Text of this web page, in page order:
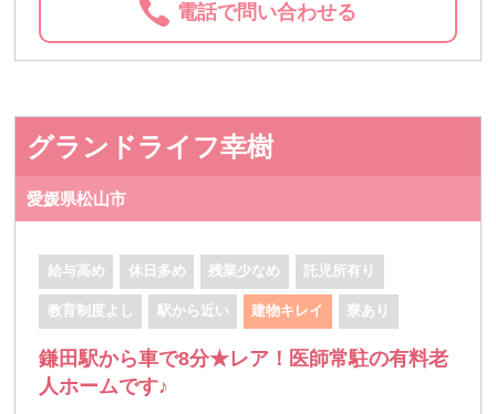
電話で問い合わせる
グランドライフ幸樹
愛媛県松山市
給与高め 休日多め 残業少なめ 託児所有り
教育制度よし 駅から近い 建物キレイ 寮あり
鎌田駅から車で8分★レア！医師常駐の有料老
人ホームです♪